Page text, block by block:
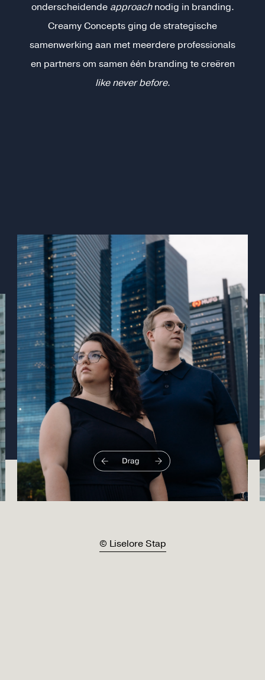
onderscheidende approachnodig in branding.
Creamy Concepts ging de strategische
samenwerking aan met meerdere professionals
en partners om samen één branding te creëren
like never before.
© Liselore Stap